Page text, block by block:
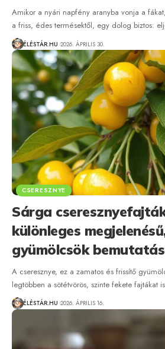
Amikor a nyári napfény aranyba vonja a
a friss, édes termésektől, egy dolog biztos:
ÉLÉSTÁR.HU 2026. ÁPRILIS 30.
CSERESZNYE
Sárga
különleges
gyümölcsök
A cseresznye, ez a zamatos és frissítő
legtöbben a sötétvörös, szinte fekete fajtákat
ÉLÉSTÁR.HU 2026. ÁPRILIS 16.